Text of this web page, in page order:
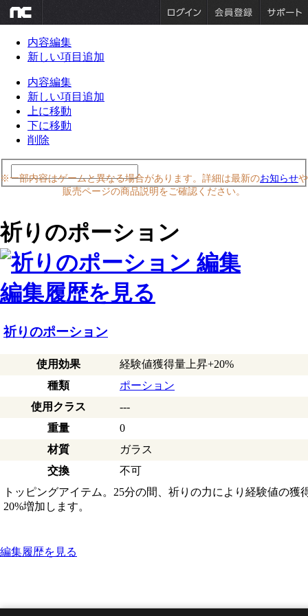
内容編集
新しい項目追加
内容編集
新しい項目追加
上に移動
下に移動
削除
※一部内容はゲームと異なる場合があります。詳細は最新のお知らせや
販売ページの商品説明をご確認ください。
祈りのポーション
編集履歴を見る
祈りのポーション
使用効果
経験値獲得量上昇+20%
種類
ポーション
使用クラス
---
重量
0
材質
ガラス
交換
不可
トッピングアイテム。25分の間、祈りの力により経験値の獲
20%増加します。
編集履歴を見る